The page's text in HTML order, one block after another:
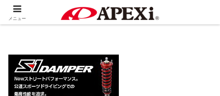
製品情報 足回り系
メニュー